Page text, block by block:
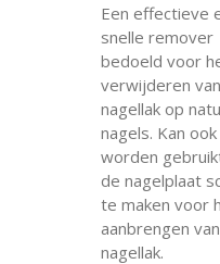
Een effectieve
snelle remover
bedoeld voor
verwijderen van
nagellak op
nagels. Kan ook
worden
de nagelplaat
te maken voor
aanbrengen van
nagellak.